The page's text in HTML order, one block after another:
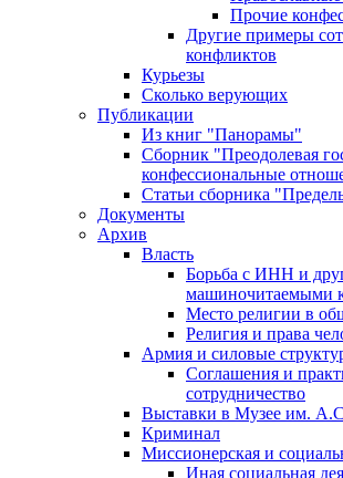
Прочие
Другие примеры
конфликтов
Курьезы
Сколько верующих
Публикации
Из книг "Панорамы"
Сборник "Преодолевая
конфессиональные
Статьи сборника
Документы
Архив
Власть
Борьба с ИНН и
машиночитаемыми
Место религии в
Религия и права
Армия и силовые
Соглашения и
сотрудничество
Выставки в Музее им.
Криминал
Миссионерская и
Иная социальная